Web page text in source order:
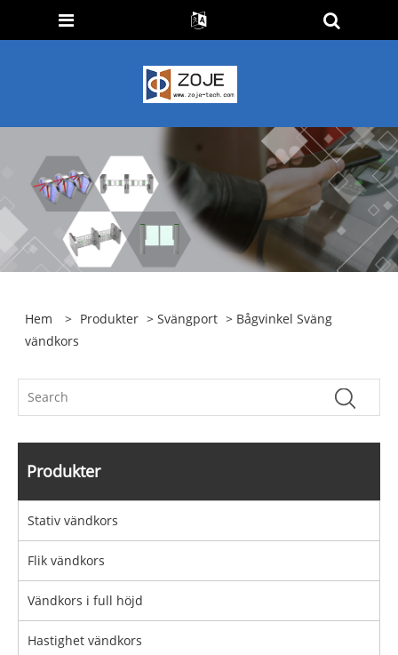
Hem > Produkter >Svängport > Bågvinkel Sväng
vändkors
Produkter
Stativ vändkors
Flik vändkors
Vändkors i full höjd
Hastighet vändkors